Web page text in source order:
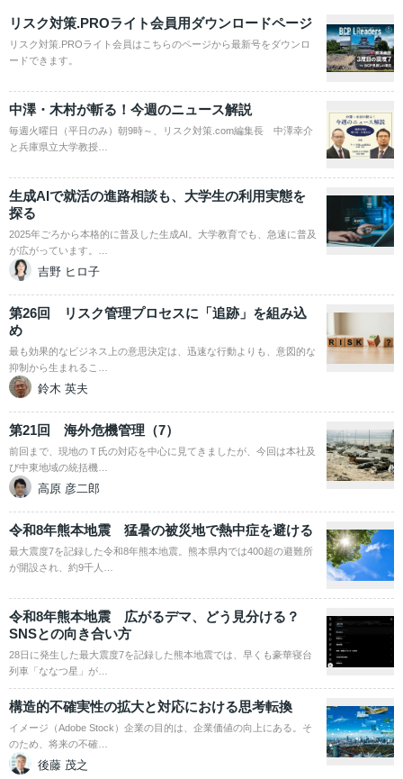
リスク対策.PROライト会員用ダウンロードページ
リスク対策.PROライト会員はこちらのページから最新号をダウンロ
ードできます。
中澤・木村が斬る！今週のニュース解説
毎週火曜日（平日のみ）朝9時～、リスク対策.com編集長 中澤幸介
と兵庫県立大学教授…
生成AIで就活の進路相談も、大学生の利用実態を
探る
2025年ごろから本格的に普及した生成AI。大学教育でも、急速に普及
が広がっています。…
吉野 ヒロ子
第26回 リスク管理プロセスに「追跡」を組み込
め
最も効果的なビジネス上の意思決定は、迅速な行動よりも、意図的な
抑制から生まれるこ…
鈴木 英夫
第21回 海外危機管理（7）
前回まで、現地のＴ氏の対応を中心に見てきましたが、今回は本社及
び中東地域の統括機…
高原 彦二郎
令和8年熊本地震 猛暑の被災地で熱中症を避ける
最大震度7を記録した令和8年熊本地震。熊本県内では400超の避難所
が開設され、約9千人…
令和8年熊本地震 広がるデマ、どう見分ける？
SNSとの向き合い方
28日に発生した最大震度7を記録した熊本地震では、早くも豪華寝台
列車「ななつ星」が…
構造的不確実性の拡大と対応における思考転換
イメージ（Adobe Stock）企業の目的は、企業価値の向上にある。そ
のため、将来の不確…
後藤 茂之